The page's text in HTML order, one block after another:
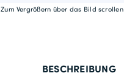
Zum Vergrößern über das Bild scrollen
BESCHREIBUNG